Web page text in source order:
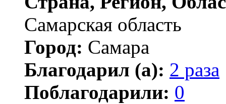
Самарская область
Город: Самара
Благодарил (а): 2 раза
Поблагодарили: 0